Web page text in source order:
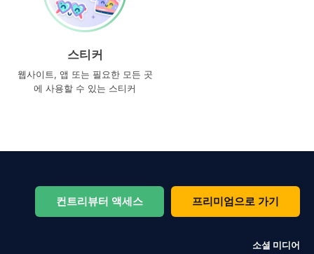
스티커
웹사이트, 앱 또는 필요한 모든 곳
에 사용할 수 있는 스티커
컨트리뷰터 액세스 프리미엄으로 가기
소셜 미디어